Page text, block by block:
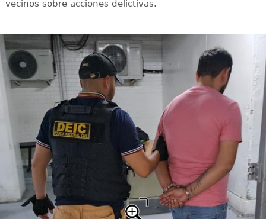
vecinos sobre acciones delictivas.